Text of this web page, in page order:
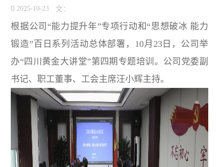
 2025-10-23 文：
根据公司“能力提升年”专项行动和“思想破冰 能力
锻造”百日系列活动总体部署，10月23日，公司举
办“四川黄金大讲堂”第四期专题培训。公司党委副
书记、职工董事、工会主席汪小辉主持。